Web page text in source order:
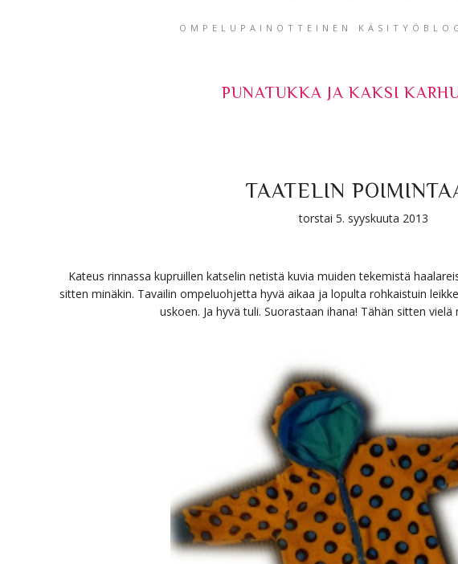
OMPELUPAINOTTEINEN
PUNATUKKA JA KAKSI
TAATELIN
torstai 5. syyskuuta 2013
Kateus rinnassa kupruillen katselin netistä kuvia muiden tekemistä
sitten minäkin. Tavailin ompeluohjetta hyvä aikaa ja lopulta rohkaistuin
uskoen. Ja hyvä tuli. Suorastaan ihana! Tähän sitten